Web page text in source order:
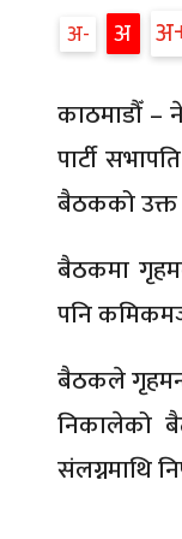
अ अ अ
काठमाडौँ –
पार्टी
बैठकको उक्त
बैठकमा
पनि
बैठकले
निकालेको
संलग्नमाथि